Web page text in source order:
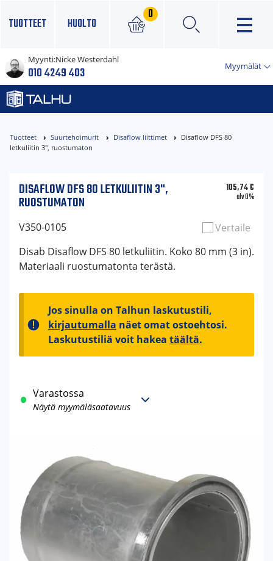
TUOTTEET HUOLTO
0
×
Myynti:Nicke Westerdahl
010 4249 403 Myymälät
Tuotteet Suurtehoimurit Disaflow liittimet
Disaflow DFS 80
letkuliitin 3", ruostumaton
DISAFLOW DFS 80 LETKULIITIN 3",
RUOSTUMATON
105,74€
alv 0%
V350-0105
Vertaile
Disab Disaflow DFS 80 letkuliitin. Koko 80 mm (3 in).
Materiaali ruostumatonta terästä.
Jos sinulla on Talhun laskutustili,
kirjautumalla näet omat ostoehtosi.
Laskutustiliä voit hakea täältä.
Varastossa
Näytä myymäläsaatavuus